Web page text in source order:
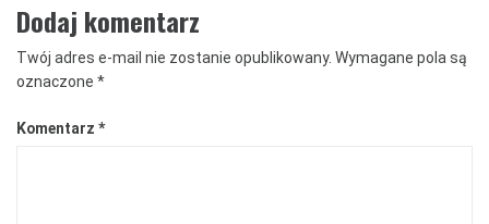
Dodaj komentarz
Twój adres e-mail nie zostanie opublikowany. Wymagane pola są
oznaczone *
Komentarz *